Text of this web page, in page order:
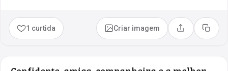
1 curtida Criar imagem Compartilhar
Copiar